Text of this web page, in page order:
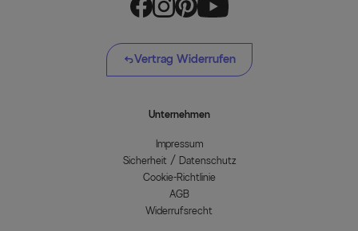
Vertrag Widerrufen
Unternehmen
Impressum
Sicherheit / Datenschutz
Cookie-Richtlinie
AGB
Widerrufsrecht